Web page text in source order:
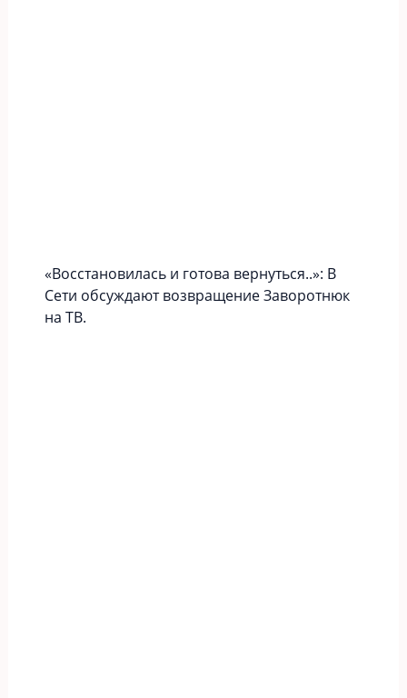
«Вoccтaновилась и готова вернуться..»: В
Сети обсуждают возвращение Заворотнюк
на ТВ.